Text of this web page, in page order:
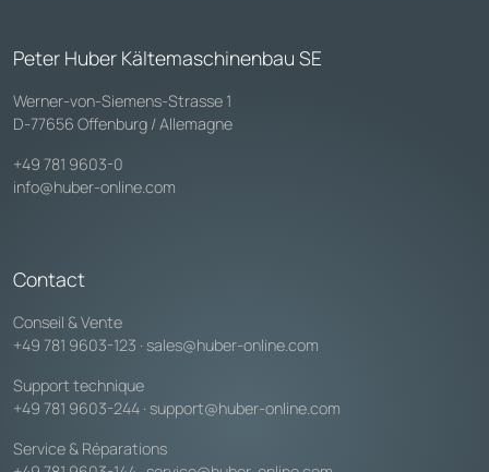
Peter Huber Kältemaschinenbau SE
Werner-von-Siemens-Strasse 1
D-77656 Offenburg / Allemagne
+49 781 9603-0
info@huber-online.com
Contact
Conseil & Vente
+49 781 9603-123 · sales@huber-online.com
Support technique
+49 781 9603-244 · support@huber-online.com
Service & Réparations